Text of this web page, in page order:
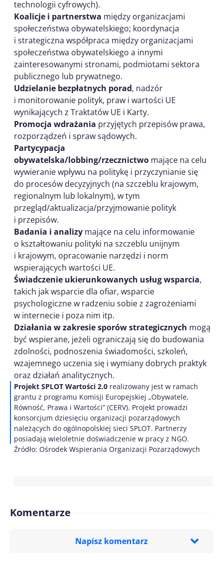
technologii cyfrowych).
Koalicje i partnerstwa między organizacjami
społeczeństwa obywatelskiego; koordynacja
i strategiczna współpraca między organizacjami
społeczeństwa obywatelskiego a innymi
zainteresowanymi stronami, podmiotami sektora
publicznego lub prywatnego.
Udzielanie bezpłatnych porad, nadzór
i monitorowanie polityk, praw i wartości UE
wynikających z Traktatów UE i Karty.
Promocja wdrażania przyjętych przepisów prawa,
rozporządzeń i spraw sądowych.
Partycypacja
obywatelska/lobbing/rzecznictwo mające na celu
wywieranie wpływu na politykę i przyczynianie się
do procesów decyzyjnych (na szczeblu krajowym,
regionalnym lub lokalnym), w tym
przegląd/aktualizacja/przyjmowanie polityk
i przepisów.
Badania i analizy mające na celu informowanie
o kształtowaniu polityki na szczeblu unijnym
i krajowym, opracowanie narzędzi i norm
wspierających wartości UE.
Świadczenie ukierunkowanych usług wsparcia,
takich jak wsparcie dla ofiar, wsparcie
psychologiczne w radzeniu sobie z zagrożeniami
w internecie i poza nim itp.
Działania w zakresie sporów strategicznych mogą
być wspierane, jeżeli ograniczają się do budowania
zdolności, podnoszenia świadomości, szkoleń,
wzajemnego uczenia się i wymiany dobrych praktyk
oraz działań analitycznych.
Projekt SPLOT Wartości 2.0 realizowany jest w ramach
grantu z programu Komisji Europejskiej „Obywatele,
Równość, Prawa i Wartości” (CERV). Projekt prowadzi
konsorcjum dziesięciu organizacji pozarządowych
należących do ogólnopolskiej sieci SPLOT. Partnerzy
posiadają wieloletnie doświadczenie w pracy z NGO.
Źródło: Ośrodek Wspierania Organizacji Pozarządowych
Komentarze
Napisz komentarz